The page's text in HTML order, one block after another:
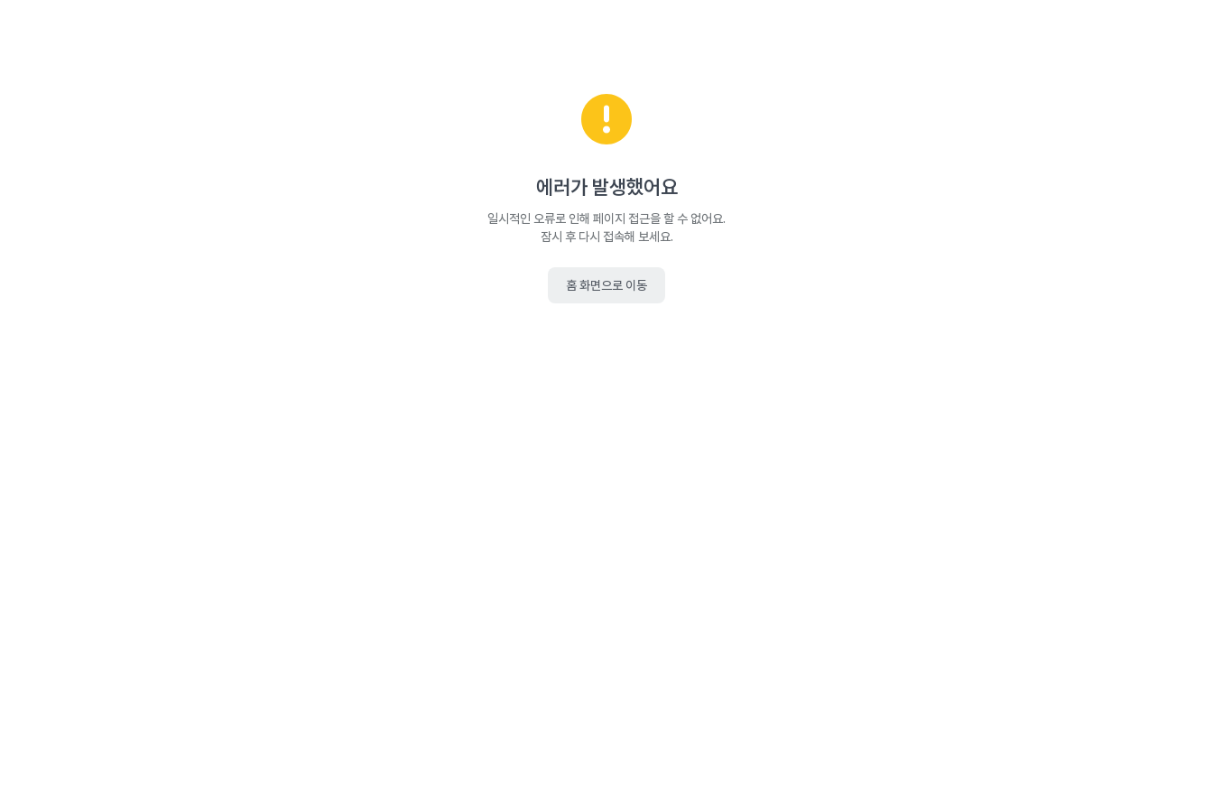
에러가 발생했어요
일시적인 오류로 인해 페이지 접근을 할 수 없어요.
잠시 후 다시 접속해 보세요.
홈 화면으로 이동